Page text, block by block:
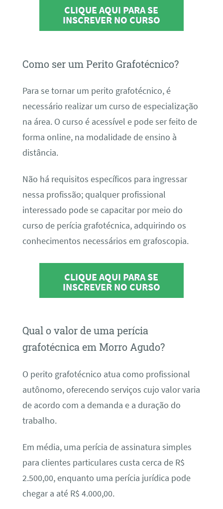
CLIQUE AQUI PARA SE
INSCREVER NO CURSO
Como ser um Perito Grafotécnico?
Para se tornar um perito grafotécnico, é
necessário realizar um curso de especialização
na área. O curso é acessível e pode ser feito de
forma online, na modalidade de ensino à
distância.
Não há requisitos específicos para ingressar
nessa profissão; qualquer profissional
interessado pode se capacitar por meio do
curso de perícia grafotécnica, adquirindo os
conhecimentos necessários em grafoscopia.
CLIQUE AQUI PARA SE
INSCREVER NO CURSO
Qual o valor de uma perícia
grafotécnica em Morro Agudo?
O perito grafotécnico atua como profissional
autônomo, oferecendo serviços cujo valor varia
de acordo com a demanda e a duração do
trabalho.
Em média, uma perícia de assinatura simples
para clientes particulares custa cerca de R$
2.500,00, enquanto uma perícia jurídica pode
chegar a até R$ 4.000,00.